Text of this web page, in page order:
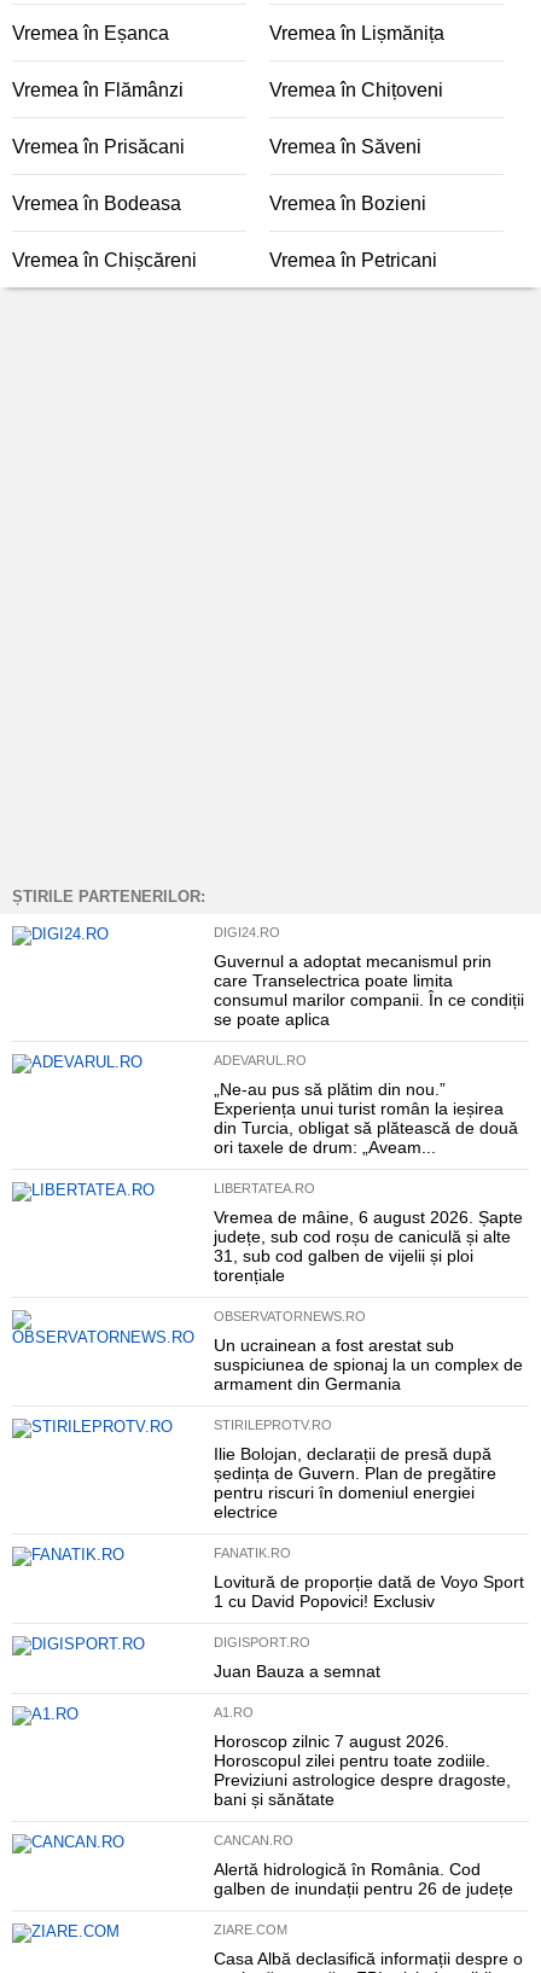
Vremea în Eșanca Vremea în Lișmănița
Vremea în Flămânzi Vremea în Chițoveni
Vremea în Prisăcani Vremea în Săveni
Vremea în Bodeasa Vremea în Bozieni
Vremea în Chișcăreni Vremea în Petricani
ȘTIRILE PARTENERILOR:
DIGI24.RO
Guvernul a adoptat mecanismul prin
care Transelectrica poate limita
consumul marilor companii. În ce condiții
se poate aplica
ADEVARUL.RO
„Ne-au pus să plătim din nou.”
Experiența unui turist român la ieșirea
din Turcia, obligat să plătească de două
ori taxele de drum: „Aveam...
LIBERTATEA.RO
Vremea de mâine, 6 august 2026. Șapte
județe, sub cod roșu de caniculă și alte
31, sub cod galben de vijelii și ploi
torențiale
OBSERVATORNEWS.RO
Un ucrainean a fost arestat sub
suspiciunea de spionaj la un complex de
armament din Germania
STIRILEPROTV.RO
Ilie Bolojan, declarații de presă după
ședința de Guvern. Plan de pregătire
pentru riscuri în domeniul energiei
electrice
FANATIK.RO
Lovitură de proporție dată de Voyo Sport
1 cu David Popovici! Exclusiv
DIGISPORT.RO
Juan Bauza a semnat
A1.RO
Horoscop zilnic 7 august 2026.
Horoscopul zilei pentru toate zodiile.
Previziuni astrologice despre dragoste,
bani și sănătate
CANCAN.RO
Alertă hidrologică în România. Cod
galben de inundații pentru 26 de județe
ZIARE.COM
Casa Albă declasifică informații despre o